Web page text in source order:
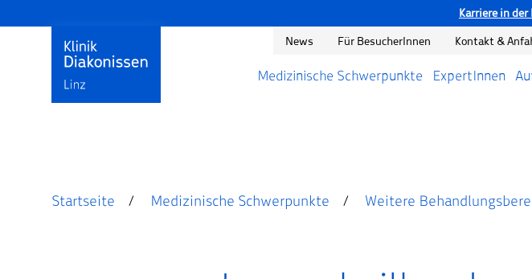
Karriere in
News Für BesucherInnen Kontakt &
Medizinische Schwerpunkte ExpertInnen
Startseite Medizinische Schwerpunkte Weitere